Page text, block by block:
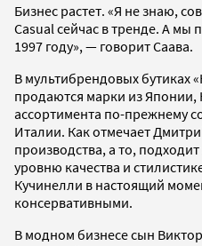
Бизнес растет. «Я не знаю,
Casual сейчас в тренде. А мы
1997 году», — говорит Саава.
В мультибрендовых бутиках
продаются марки из
ассортимента по-прежнему
Италии. Как отмечает
производства, а то,
уровню качества и
Кучинелли в настоящий
консервативными.
В модном бизнесе сын